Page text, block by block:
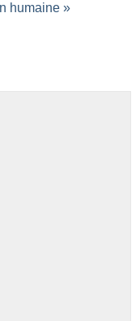
humaine »